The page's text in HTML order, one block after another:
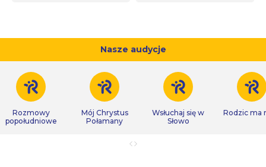
Nasze audycje
Rozmowy
popołudniowe
Mój Chrystus
Połamany
Wsłuchaj się w
Słowo
Rodzic ma